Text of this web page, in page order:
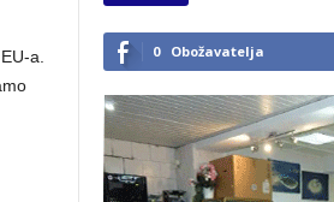
a.
0 Obožavatelja